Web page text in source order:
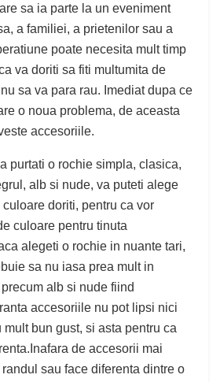
sa ia parte la un eveniment
a familiei, a prietenilor sau a
poate necesita mult timp
va doriti sa fiti multumita de
sa va para rau. Imediat dupa ce
o noua problema, de aceasta
accesoriile.
purtati o rochie simpla, clasica,
alb si nude, va puteti alege
doriti, pentru ca vor
culoare pentru tinuta
alegeti o rochie in nuante tari,
sa nu iasa prea mult in
alb si nude fiind
accesoriile nu pot lipsi nici
bun gust, si asta pentru ca
de accesorii mai
sau face diferenta dintre o